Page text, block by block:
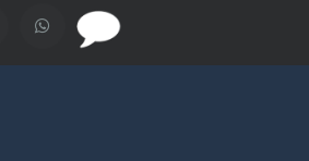
WhatsApp
SAC